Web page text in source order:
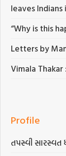
leaves
“Why is this
Letters by
Vimala
Profile
તપસ્વી સારસ્વત